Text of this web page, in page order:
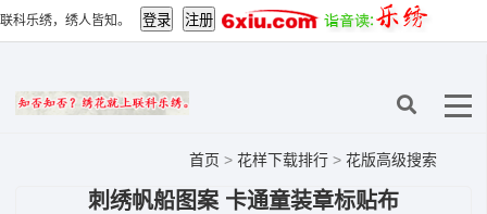
联科乐绣，绣人皆知。
首页 > 花样下载排行 > 花版高级搜索
刺绣帆船图案 卡通童装章标贴布